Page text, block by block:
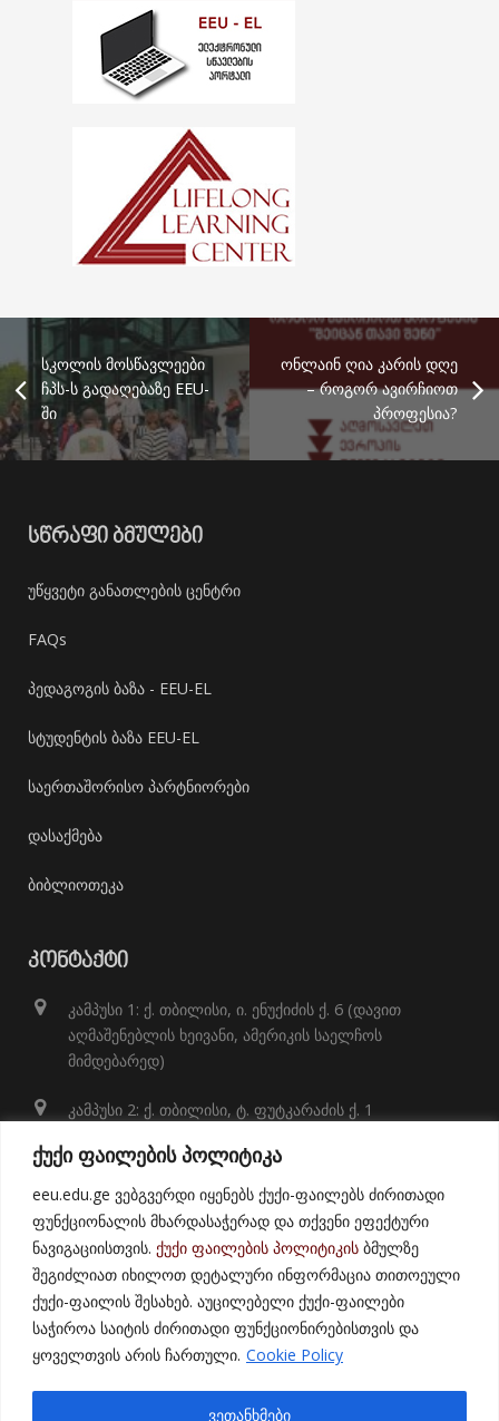
ქუქი ფაილების პოლიტიკა
eeu.edu.ge ვებგვერდი იყენებს ქუქი-ფაილებს ძირითადი
ფუნქციონალის მხარდასაჭერად და თქვენი ეფექტური
ნავიგაციისთვის. ქუქი ფაილების პოლიტიკის ბმულზე
შეგიძლიათ იხილოთ დეტალური ინფორმაცია თითოეული
ქუქი-ფაილის შესახებ. აუცილებელი ქუქი-ფაილები
საჭიროა საიტის ძირითადი ფუნქციონირებისთვის და
ყოველთვის არის ჩართული. Cookie Policy
ვეთანხმები
სკოლის მოსწავლეები
ჩპს-ს გადაღებაზე EEU-
ში
ონლაინ ღია კარის დღე
– როგორ ავირჩიოთ
პროფესია?
ᲡᲬᲠᲐᲤᲘ ᲑᲛᲣᲚᲔᲑᲘ
უწყვეტი განათლების ცენტრი
FAQs
პედაგოგის ბაზა - EEU-EL
სტუდენტის ბაზა EEU-EL
საერთაშორისო პარტნიორები
დასაქმება
ბიბლიოთეკა
ᲙᲝᲜᲢᲐᲥᲢᲘ
კამპუსი 1: ქ. თბილისი, ი. ენუქიძის ქ. 6 (დავით
აღმაშენებლის ხეივანი, ამერიკის საელჩოს
მიმდებარედ)
კამპუსი 2: ქ. თბილისი, ტ. ფუტკარაძის ქ. 1
+995 32 248 01 41;
info@eeu.edu.ge
East European University